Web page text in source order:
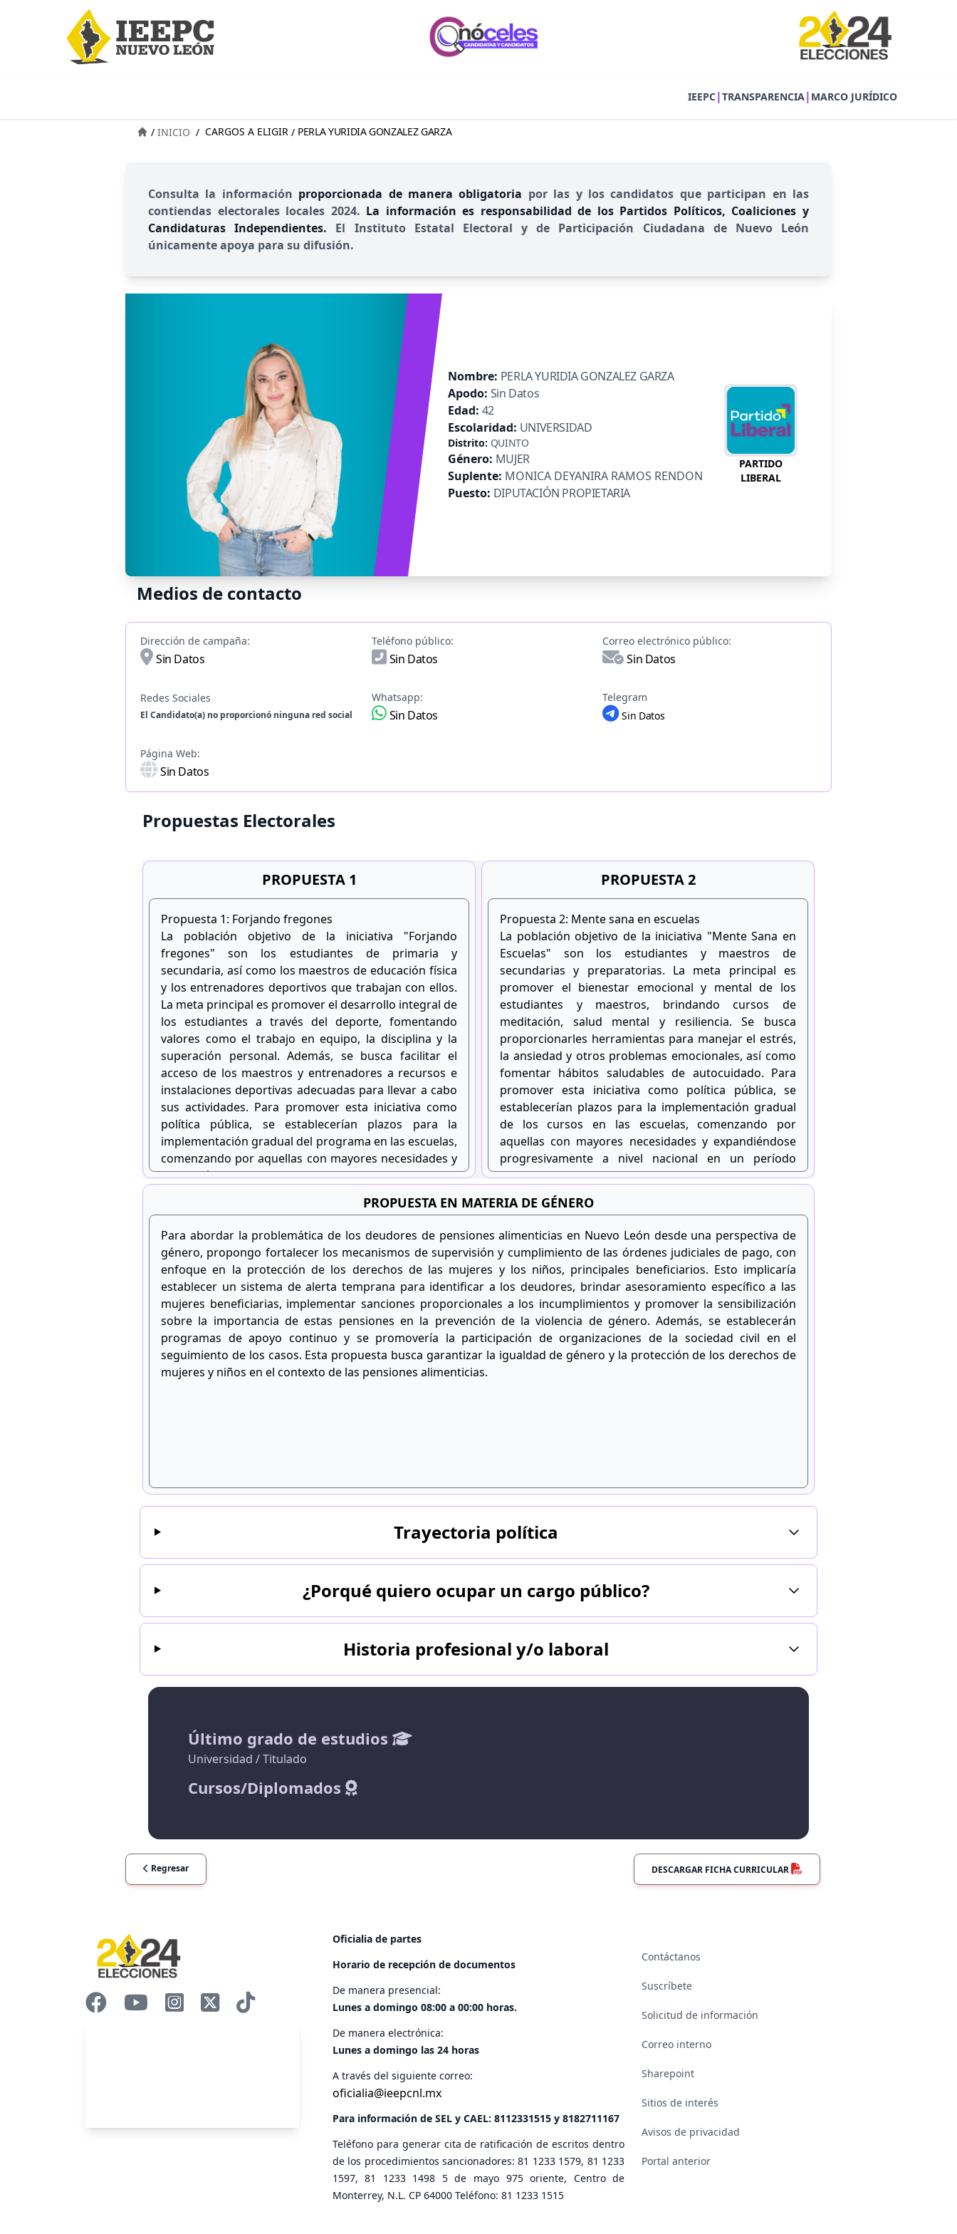
IEEPC|TRANSPARENCIA| MARCO JURÍDICO
/ INICIO / CARGOS A ELIGIR / PERLA YURIDIA GONZALEZ GARZA
Consulta la información proporcionada de manera obligatoria por las y los candidatos que participan en las
contiendas electorales locales 2024. La información es responsabilidad de los Partidos Políticos, Coaliciones y
Candidaturas Independientes. El Instituto Estatal Electoral y de Participación Ciudadana de Nuevo León
únicamente apoya para su difusión.
Nombre: PERLA YURIDIA GONZALEZ GARZA
Apodo: Sin Datos
Edad: 42
Escolaridad: UNIVERSIDAD
Distrito: QUINTO
Género: MUJER
Suplente: MONICA DEYANIRA RAMOS RENDON
Puesto: DIPUTACIÓN PROPIETARIA
PARTIDO
LIBERAL
Medios de contacto
Dirección de campaña:
Sin Datos
Teléfono público:
Sin Datos
Correo electrónico público:
Sin Datos
Redes Sociales
El Candidato(a) no proporcionó ninguna red social
Whatsapp:
Sin Datos
Telegram
Sin Datos
Página Web:
Sin Datos
Propuestas Electorales
PROPUESTA 1
Propuesta 1: Forjando fregones
La población objetivo de la iniciativa "Forjando
fregones" son los estudiantes de primaria y
secundaria, así como los maestros de educación física
y los entrenadores deportivos que trabajan con ellos.
La meta principal es promover el desarrollo integral de
los estudiantes a través del deporte, fomentando
valores como el trabajo en equipo, la disciplina y la
superación personal. Además, se busca facilitar el
acceso de los maestros y entrenadores a recursos e
instalaciones deportivas adecuadas para llevar a cabo
sus actividades. Para promover esta iniciativa como
política pública, se establecerían plazos para la
implementación gradual del programa en las escuelas,
comenzando por aquellas con mayores necesidades y
expandiéndose progresivamente a nivel nacional en
PROPUESTA 2
Propuesta 2: Mente sana en escuelas
La población objetivo de la iniciativa "Mente Sana en
Escuelas" son los estudiantes y maestros de
secundarias y preparatorias. La meta principal es
promover el bienestar emocional y mental de los
estudiantes y maestros, brindando cursos de
meditación, salud mental y resiliencia. Se busca
proporcionarles herramientas para manejar el estrés,
la ansiedad y otros problemas emocionales, así como
fomentar hábitos saludables de autocuidado. Para
promover esta iniciativa como política pública, se
establecerían plazos para la implementación gradual
de los cursos en las escuelas, comenzando por
aquellas con mayores necesidades y expandiéndose
progresivamente a nivel nacional en un período
determinado, por ejemplo, de tres a cinco años.
PROPUESTA EN MATERIA DE GÉNERO
Para abordar la problemática de los deudores de pensiones alimenticias en Nuevo León desde una perspectiva de
género, propongo fortalecer los mecanismos de supervisión y cumplimiento de las órdenes judiciales de pago, con
enfoque en la protección de los derechos de las mujeres y los niños, principales beneficiarios. Esto implicaría
establecer un sistema de alerta temprana para identificar a los deudores, brindar asesoramiento específico a las
mujeres beneficiarias, implementar sanciones proporcionales a los incumplimientos y promover la sensibilización
sobre la importancia de estas pensiones en la prevención de la violencia de género. Además, se establecerán
programas de apoyo continuo y se promovería la participación de organizaciones de la sociedad civil en el
seguimiento de los casos. Esta propuesta busca garantizar la igualdad de género y la protección de los derechos de
mujeres y niños en el contexto de las pensiones alimenticias.
Trayectoria política
¿Porqué quiero ocupar un cargo público?
Historia profesional y/o laboral
Último grado de estudios
Universidad / Titulado
Cursos/Diplomados
Regresar DESCARGAR FICHA CURRICULAR
Oficialia de partes
Horario de recepción de documentos
De manera presencial:
Lunes a domingo 08:00 a 00:00 horas.
De manera electrónica:
Lunes a domingo las 24 horas
A través del siguiente correo:
oficialia@ieepcnl.mx
Para información de SEL y CAEL: 8112331515y 8182711167
Teléfono para generar cita de ratificación de escritos dentro
de los procedimientos sancionadores: 81 1233 1579, 81 1233
1597, 81 1233 1498 5 de mayo 975 oriente, Centro de
Monterrey, N.L. CP 64000 Teléfono: 81 1233 1515
Contáctanos
Suscríbete
Solicitud de información
Correo interno
Sharepoint
Sitios de interés
Avisos de privacidad
Portal anterior